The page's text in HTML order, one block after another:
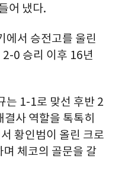
어 냈다.
에서 승전고를 울린
0 승리 이후 16년
는 1-1로 맞선 후반 2
사 역할을 톡톡히
황인범이 올린 크로
체코의 골문을 갈